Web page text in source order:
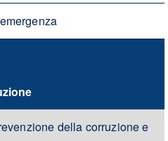
della corruzione e